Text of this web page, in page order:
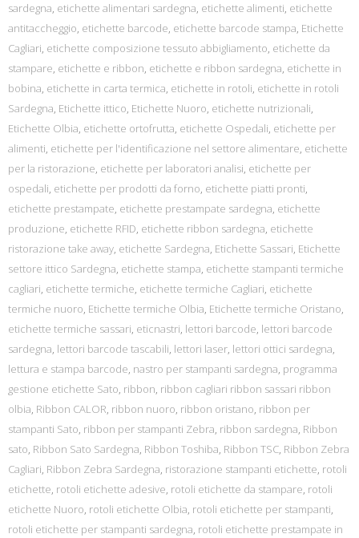
sardegna, etichette alimentari sardegna, etichette alimenti, etichette
antitaccheggio, etichette barcode, etichette barcode stampa, Etichette
Cagliari, etichette composizione tessuto abbigliamento, etichette da
stampare, etichette e ribbon, etichette e ribbon sardegna, etichette in
bobina, etichette in carta termica, etichette in rotoli, etichette in rotoli
Sardegna, Etichette ittico, Etichette Nuoro, etichette nutrizionali,
Etichette Olbia, etichette ortofrutta, etichette Ospedali, etichette per
alimenti, etichette per l'identificazione nel settore alimentare, etichette
per la ristorazione, etichette per laboratori analisi, etichette per
ospedali, etichette per prodotti da forno, etichette piatti pronti,
etichette prestampate, etichette prestampate sardegna, etichette
produzione, etichette RFID, etichette ribbon sardegna, etichette
ristorazione take away, etichette Sardegna, Etichette Sassari, Etichette
settore ittico Sardegna, etichette stampa, etichette stampanti termiche
cagliari, etichette termiche, etichette termiche Cagliari, etichette
termiche nuoro, Etichette termiche Olbia, Etichette termiche Oristano,
etichette termiche sassari, eticnastri, lettori barcode, lettori barcode
sardegna, lettori barcode tascabili, lettori laser, lettori ottici sardegna,
lettura e stampa barcode, nastro per stampanti sardegna, programma
gestione etichette Sato, ribbon, ribbon cagliari ribbon sassari ribbon
olbia, Ribbon CALOR, ribbon nuoro, ribbon oristano, ribbon per
stampanti Sato, ribbon per stampanti Zebra, ribbon sardegna, Ribbon
sato, Ribbon Sato Sardegna, Ribbon Toshiba, Ribbon TSC, Ribbon Zebra
Cagliari, Ribbon Zebra Sardegna, ristorazione stampanti etichette, rotoli
etichette, rotoli etichette adesive, rotoli etichette da stampare, rotoli
etichette Nuoro, rotoli etichette Olbia, rotoli etichette per stampanti,
rotoli etichette per stampanti sardegna, rotoli etichette prestampate in